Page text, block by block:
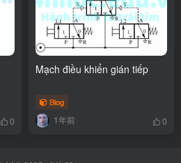
0
Mạch điều khiển gián tiếp
Blog
1年前 0